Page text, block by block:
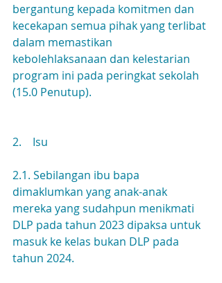
bergantung kepada komitmen dan
kecekapan semua pihak yang terlibat
dalam memastikan
kebolehlaksanaan dan kelestarian
program ini pada peringkat sekolah
(15.0 Penutup).
2.    Isu
2.1. Sebilangan ibu bapa
dimaklumkan yang anak-anak
mereka yang sudahpun menikmati
DLP pada tahun 2023 dipaksa untuk
masuk ke kelas bukan DLP pada
tahun 2024.